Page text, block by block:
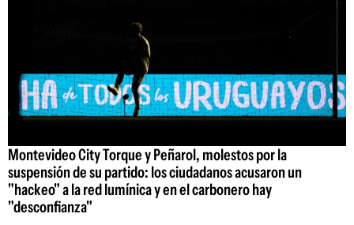
Montevideo City Torque y Peñarol, molestos por la
suspensión de su partido: los ciudadanos acusaron un
"hackeo" a la red lumínica y en el carbonero hay
"desconfianza"